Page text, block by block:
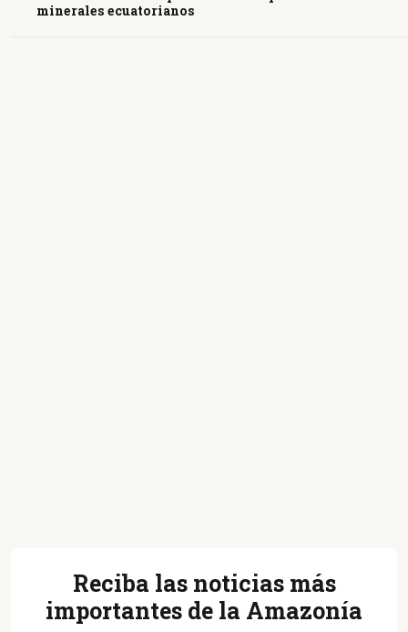
minerales ecuatorianos
Reciba las noticias más
importantes de la Amazonía